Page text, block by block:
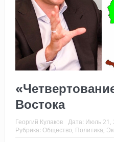
Востока
Георгий Кулаков Дата: Июль 21,
Рубрика: Общество Политика